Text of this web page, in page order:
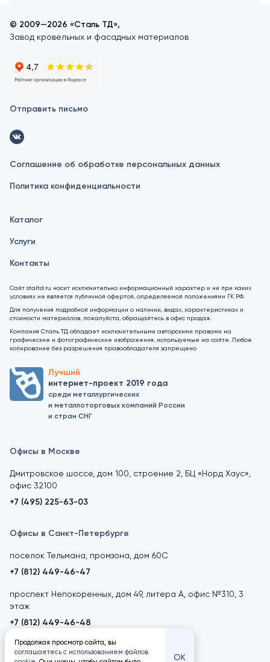
© 2009—2026 «Сталь ТД»,
Завод кровельных и фасадных материалов
Отправить письмо
Соглашение об обработке персональных данных
Политика конфиденциальности
Каталог
Услуги
Контакты
Сайт staltd.ru носит исключительно информационный характер и ни при каких
условиях не является публичной офертой, определяемой положениями ГК РФ.
Для получения подробной информации о наличии, видах, характеристиках и
стоимости материалов, пожалуйста, обращайтесь в офис продаж.
Компания Сталь ТД обладает исключительными авторскими правами на
графические и фотографические изображения, используемые на сайте. Любое
копирование без разрешения правообладателя запрещено
Лучший
интернет-проект 2019 года
среди металлургических
и металлоторговых компаний России
и стран СНГ
Офисы в Москве
Дмитровское шоссе, дом 100, строение 2, БЦ «Норд Хаус»,
офис 32100
+7 (495) 225-63-03
Офисы в Санкт-Петербурге
поселок Тельмана, промзона, дом 60С
+7 (812) 449-46-47
проспект Непокоренных, дом 49, литера А, офис №310, 3
этаж
+7 (812) 449-46-48
Продолжая просмотр сайта, вы
соглашаетесь с использованием файлов
ОК